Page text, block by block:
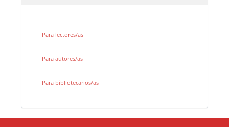
Para lectores/as
Para autores/as
Para bibliotecarios/as